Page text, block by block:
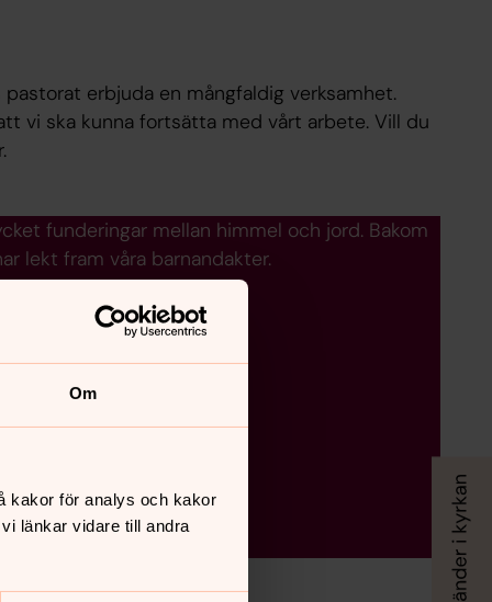
Om
kakor för analys och kakor
länkar vidare till andra
pastorat erbjuda en mångfaldig verksamhet.
vi ska kunna fortsätta med vårt arbete. Vill du
funderingar mellan himmel och jord. Bakom
lekt fram våra barnandakter.